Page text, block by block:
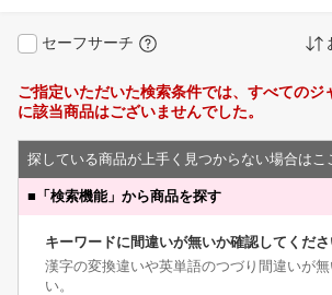
セーフサーチ
ご指定いただいた検索条件では、すべての
に該当商品はございませんでした。
探している商品が上手く見つからない場合はこ
■ 「検索機能」から商品を探す
キーワードに間違いが無いか確認してくだ
漢字の変換違いや英単語のつづり間違いが
い。